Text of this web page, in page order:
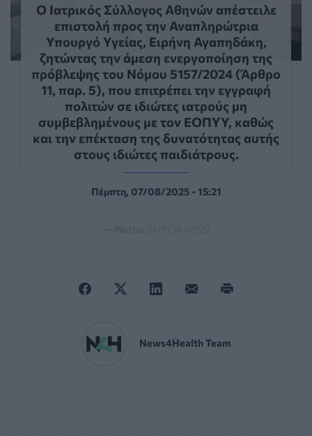
Ο Ιατρικός Σύλλογος Αθηνών απέστειλε
επιστολή προς την Αναπληρώτρια
Υπουργό Υγείας, Ειρήνη Αγαπηδάκη,
ζητώντας την άμεση ενεργοποίηση της
πρόβλεψης του Νόμου 5157/2024 (Άρθρο
11, παρ. 5), που επιτρέπει την εγγραφή
πολιτών σε ιδιώτες ιατρούς μη
συμβεβλημένους με τον ΕΟΠΥΥ, καθώς
και την επέκταση της δυνατότητας αυτής
στους ιδιώτες παιδιάτρους.
Πέμπτη, 07/08/2025 - 15:21
News4Health Team